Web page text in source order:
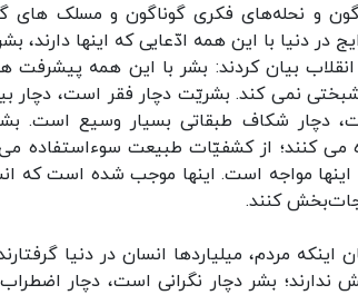
و نحله‌های فکری گوناگون و مسلک های
در دنیا با این همه ادّعایی که اینها
بیان کردند: بشر با این همه پیشرفت
نمی کند. بشریّت دچار فقر است، دچار
دچار شکاف طبقاتی بسیار وسیع است.
می کنند؛ از کشفیّات طبیعت سوءاستفاده
اینها مواجه است. اینها موجب شده است
کنند.
اینکه مردم، میلیاردها انسان در دنیا
ندارند؛ بشر دچار نگرانی است، دچار